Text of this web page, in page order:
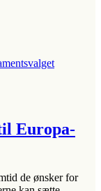
Europa-
de ønsker for